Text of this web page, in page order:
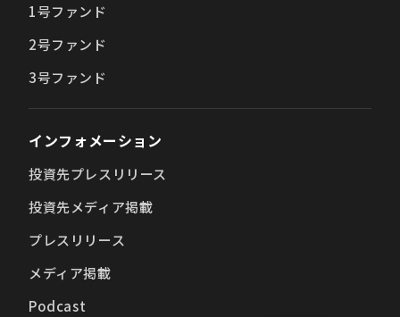
1号ファンド
2号ファンド
3号ファンド
インフォメーション
投資先プレスリリース
投資先メディア掲載
プレスリリース
メディア掲載
Podcast